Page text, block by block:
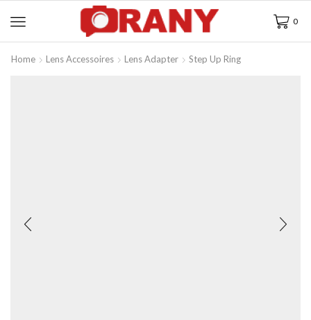
0
Home Lens Accessoires Lens Adapter Step Up Ring